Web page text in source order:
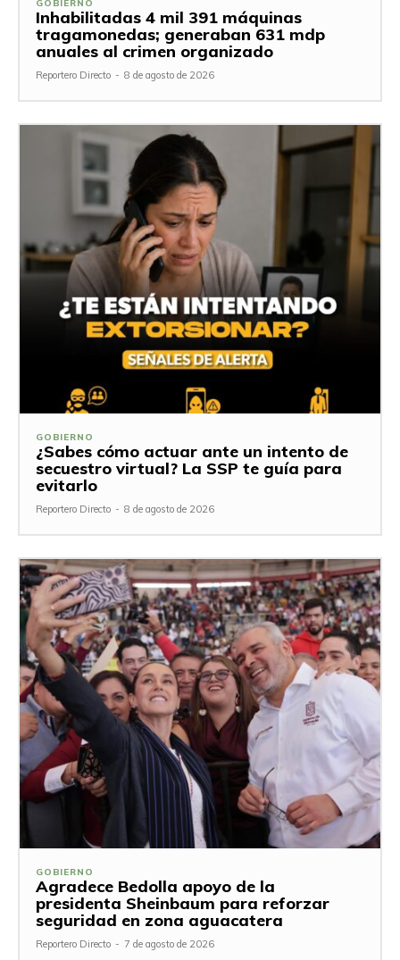
GOBIERNO
Inhabilitadas 4 mil 391 máquinas
tragamonedas; generaban 631 mdp
anuales al crimen organizado
Reportero Directo - 8 de agosto de 2026
GOBIERNO
¿Sabes cómo actuar ante un intento de
secuestro virtual? La SSP te guía para
evitarlo
Reportero Directo - 8 de agosto de 2026
GOBIERNO
Agradece Bedolla apoyo de la
presidenta Sheinbaum para reforzar
seguridad en zona aguacatera
Reportero Directo - 7 de agosto de 2026